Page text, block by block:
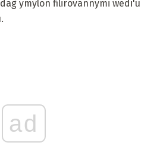
ymylon filirovannymi wedi'u
ad